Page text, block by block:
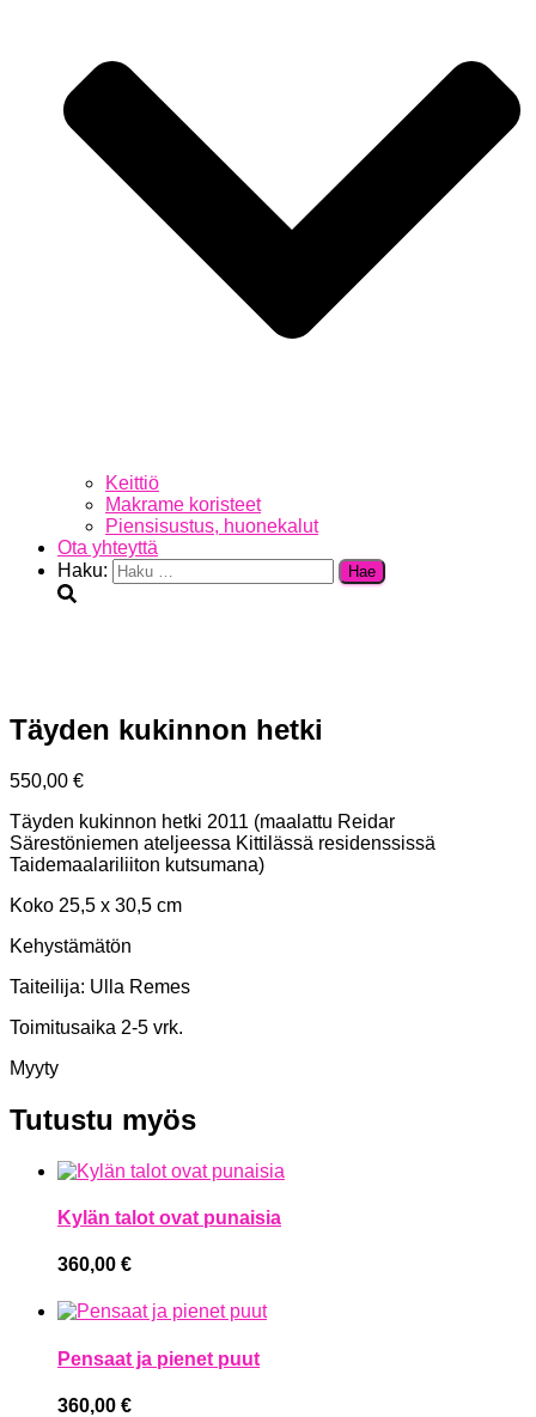
Keittiö
Makrame koristeet
Piensisustus, huonekalut
Ota yhteyttä
Haku:
Täyden kukinnon hetki
550,00 €
Täyden kukinnon hetki 2011 (maalattu Reidar
Särestöniemen ateljeessa Kittilässä residenssissä
Taidemaalariliiton kutsumana)
Koko 25,5 x 30,5 cm
Kehystämätön
Taiteilija: Ulla Remes
Toimitusaika 2-5 vrk.
Myyty
Tutustu myös
Kylän talot ovat punaisia
360,00 €
Pensaat ja pienet puut
360,00 €